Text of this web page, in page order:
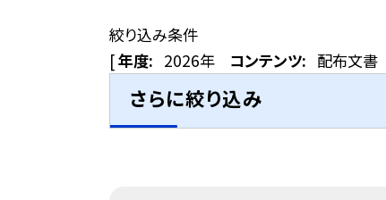
絞り込み条件
[年度: 2026年 コンテンツ: 配布文書
さらに絞り込み